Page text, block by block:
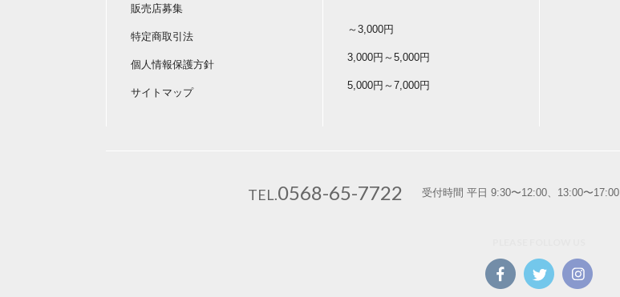
販売店募集
特定商取引法
個人情報保護方針
サイトマップ
～3,000円
3,000円～5,000円
5,000円～7,000円
TEL.0568-65-7722 受付時間 平日 9:30〜12:00、13:00〜17:00